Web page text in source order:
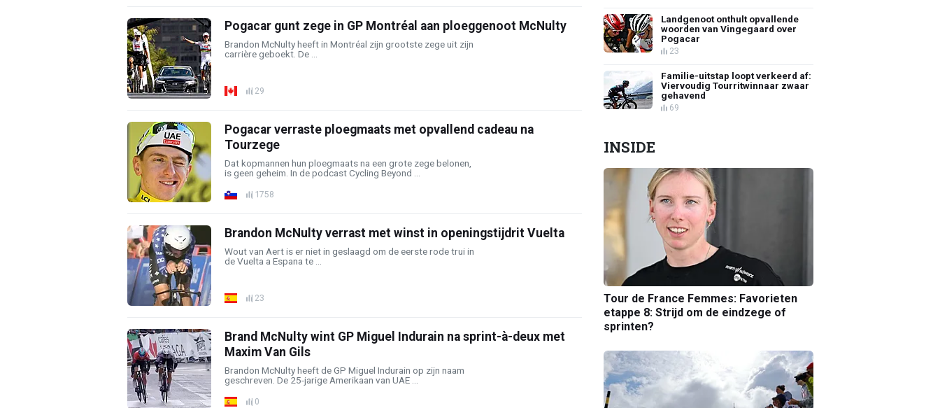
Pogacar gunt zege in GP Montréal aan ploeggenoot McNulty
Brandon McNulty heeft in Montréal zijn grootste zege uit zijn
carrière geboekt. De ...
29
Pogacar verraste ploegmaats met opvallend cadeau na
Tourzege
Dat kopmannen hun ploegmaats na een grote zege belonen,
is geen geheim. In de podcast Cycling Beyond ...
1758
Brandon McNulty verrast met winst in openingstijdrit Vuelta
Wout van Aert is er niet in geslaagd om de eerste rode trui in
de Vuelta a Espana te ...
23
Brand McNulty wint GP Miguel Indurain na sprint-à-deux met
Maxim Van Gils
Brandon McNulty heeft de GP Miguel Indurain op zijn naam
geschreven. De 25-jarige Amerikaan van UAE ...
0
Landgenoot onthult opvallende
woorden van Vingegaard over
Pogacar
23
Familie-uitstap loopt verkeerd af:
Viervoudig Tourritwinnaar zwaar
gehavend
69
INSIDE
Tour de France Femmes: Favorieten
etappe 8: Strijd om de eindzege of
sprinten?